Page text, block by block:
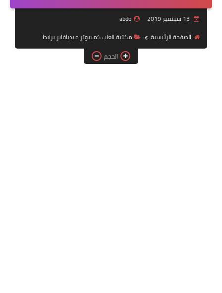
بلايستيشن PS2
abdo
الصفحة الرئيسية
مكتبة العاب كمبيوتر ميديافاير برابط
الحجم